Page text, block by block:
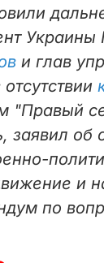
и глав
"Правый
об
и
по